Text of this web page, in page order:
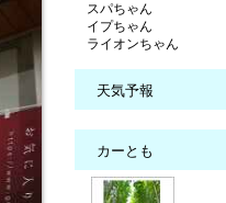
スパちゃん
イプちゃん
ライオンちゃん
天気予報
カーとも